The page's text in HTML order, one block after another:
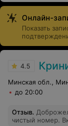
Онлайн-
Показать
4.5
Минская обл.,
до 20:00
Отзыв.
чистый номер.